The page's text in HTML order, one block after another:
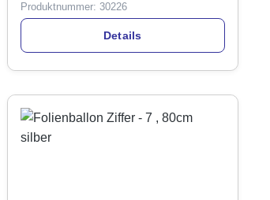
Produktnummer: 30226
Details